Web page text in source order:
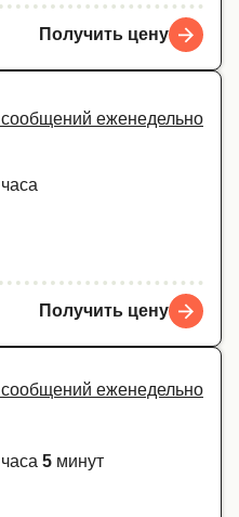
Получить цену
сообщений еженедельно
часа
Получить цену
сообщений еженедельно
часа 5 минут